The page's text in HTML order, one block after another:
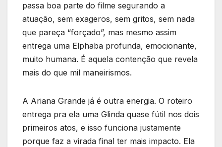
passa boa parte do filme segurando a
atuação, sem exageros, sem gritos, sem nada
que pareça “forçado”, mas mesmo assim
entrega uma Elphaba profunda, emocionante,
muito humana. É aquela contenção que revela
mais do que mil maneirismos.
A Ariana Grande já é outra energia. O roteiro
entrega pra ela uma Glinda quase fútil nos dois
primeiros atos, e isso funciona justamente
porque faz a virada final ter mais impacto. Ela